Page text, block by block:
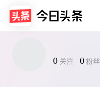
0 关注 0 粉丝